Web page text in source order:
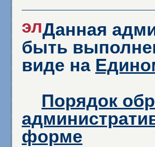
элДанная
быть
виде на
Порядок
форме